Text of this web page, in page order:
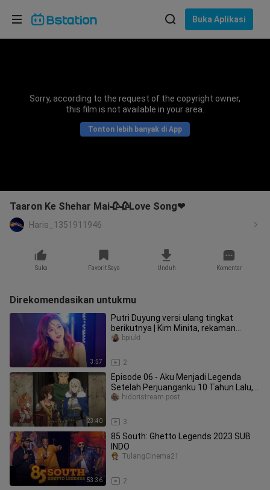
Buka Aplikasi
Sorry, according to the request of the copyright owner,
this film is not available in your area.
Tonton lebih banyak di App
Taaron Ke Shehar Mai🥀🥀Love Song❤
Haris_1351911946
Suka Favorit Saya Unduh Komentar
Direkomendasikan untukmu
3:57
Putri Duyung versi ulang tingkat
berikutnya | Kim Minita, rekaman
langsung vertikal level berikutnya
2
bpiukt
23:40
Episode 06 - Aku Menjadi Legenda
Setelah Perjuanganku 10 Tahun Lalu,
Sekarang Me
3
hidoristream post
53:36
85 South: Ghetto Legends 2023 SUB
INDO
2
TulangCinema21
Pilih bahasa
Bahasa Indonesia